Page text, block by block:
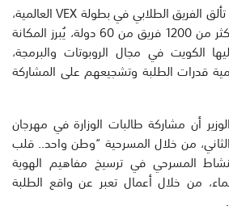
كما أوضح معالي الوزير أن تألق الفريق الطلابي في بطولة VEX العالمية،
رغم التنافس القوي مع أكثر من 1200 فريق من 60 دولة، يُبرز المكانة
الكويت في مجال الروبوتات والبرمجة،
قدرات الطلبة وتشجيعهم على المشاركة
أن مشاركة طالبات الوزارة في مهرجان
من خلال المسرحية “وطن واحد.. قلب
المسرحي في ترسيخ مفاهيم الهوية
من خلال أعمال تعبر عن واقع الطلبة